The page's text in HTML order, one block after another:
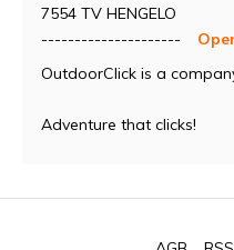
7554 TV HENGELO
---------------------
OutdoorClick is a
Adventure that clicks!